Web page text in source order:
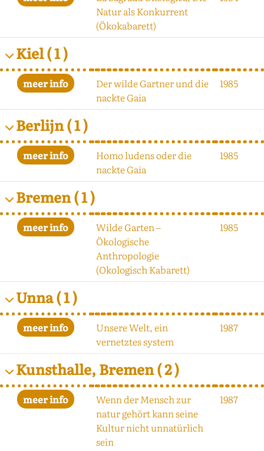
Natur als Konkurrent
(Ökokabarett)
Kiel( 1 )
Der wilde Gartner und die
nackte Gaia
1985
Berlijn( 1 )
Homo ludens oder die
nackte Gaia
1985
Bremen( 1 )
Wilde Garten –
Ökologische
Anthropologie
(Okologisch Kabarett)
1985
Unna( 1 )
Unsere Welt, ein
vernetztes system
1987
Kunsthalle, Bremen( 2 )
Wenn der Mensch zur
natur gehört kann seine
Kultur nicht unnatürlich
sein
1987